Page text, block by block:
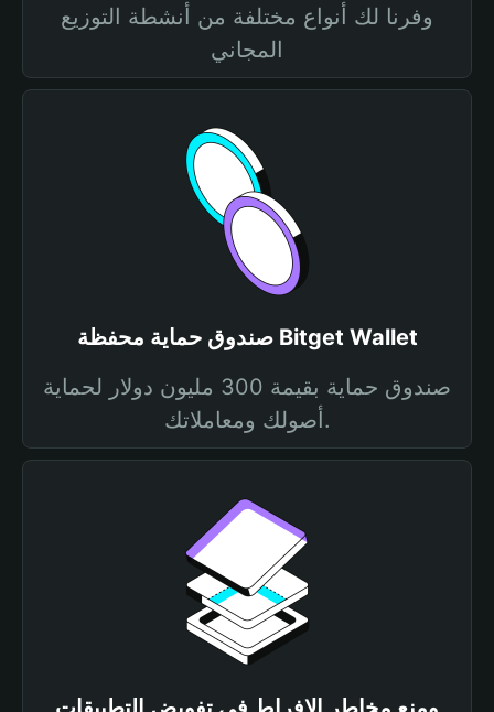
وفرنا لك أنواع مختلفة من أنشطة التوزيع
المجاني
صندوق حماية محفظة Bitget Wallet
صندوق حماية بقيمة 300 مليون دولار لحماية
أصولك ومعاملاتك.